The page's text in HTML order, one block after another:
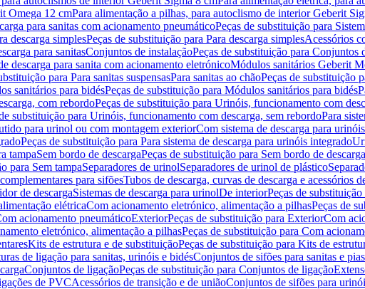
Omega 12 cmPara alimentação a pilhas, para autoclismo de interior Geberit
para sanitas com acionamento pneumáticoPeças de substituição para
descarga simplesPeças de substituição para Para descarga simplesAcessórios
para sanitasConjuntos de instalaçãoPeças de substituição para Conjuntos
descarga para sanita com acionamento eletrónicoMódulos sanitários Geberit
para Para sanitas suspensasPara sanitas ao chãoPeças de substituição
sanitários para bidésPeças de substituição para Módulos sanitários para bidés
com rebordoPeças de substituição para Urinóis, funcionamento com
substituição para Urinóis, funcionamento com descarga, sem rebordoPara
para urinol ou com montagem exteriorCom sistema de descarga para
Peças de substituição para Para sistema de descarga para urinóis integrado
tampaSem bordo de descargaPeças de substituição para Sem bordo de descarga
para Sem tampaSeparadores de urinolSeparadores de urinol de plástico
para sifõesTubos de descarga, curvas de descarga e acessórios
de descargaSistemas de descarga para urinolDe interiorPeças de
elétricaCom acionamento eletrónico, alimentação a pilhasPeças de
acionamento pneumáticoExteriorPeças de substituição para ExteriorCom
eletrónico, alimentação a pilhasPeças de substituição para Com
Kits de estrutura e de substituiçãoPeças de substituição para Kits de
de ligação para sanitas, urinóis e bidésConjuntos de sifões para sanitas e pias
Conjuntos de ligaçãoPeças de substituição para Conjuntos de ligação
de PVCAcessórios de transição e de uniãoConjuntos de sifões para